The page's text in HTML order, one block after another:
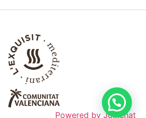
Powered by Joinchat